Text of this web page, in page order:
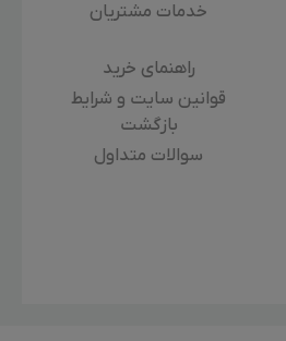
خدمات مشتریان
راهنمای خرید
قوانین سایت و شرایط
بازگشت
سوالات متداول